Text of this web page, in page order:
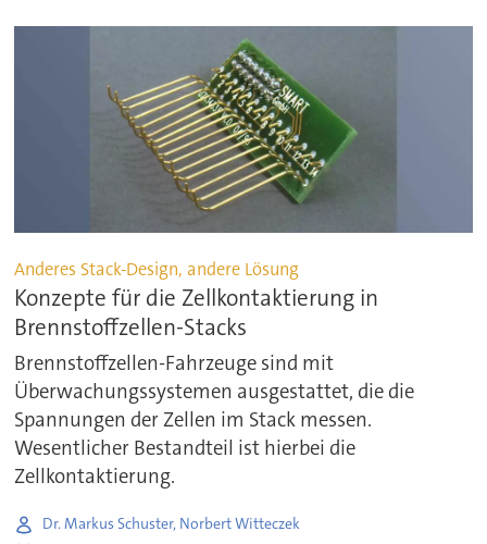
Anderes Stack-Design, andere Lösung
Konzepte für die Zellkontaktierung in
Brennstoffzellen-Stacks
Brennstoffzellen-Fahrzeuge sind mit
Überwachungssystemen ausgestattet, die die
Spannungen der Zellen im Stack messen.
Wesentlicher Bestandteil ist hierbei die
Zellkontaktierung.
Dr. Markus Schuster, Norbert Witteczek